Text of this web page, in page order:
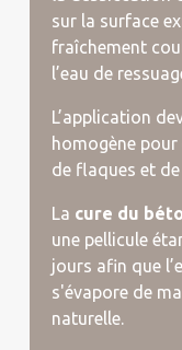
sur la surface
fraîchement
l’eau de
L’application
homogène
de flaques et
La cure du
une pellicule
jours afin que
s'évapore de
naturelle.